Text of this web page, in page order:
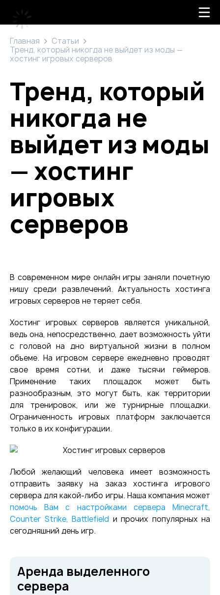
Главная
Статьи
Тренд, который никогда не выйдет из моды —
хостинг игровых серверов
Тренд, который
никогда не
выйдет из моды
— хостинг
игровых
серверов
В современном мире онлайн игры заняли почетную
нишу среди развлечений. Актуальность хостинга
игровых серверов не теряет себя.
Хостинг игровых серверов является уникальной,
ведь она, непосредственно, дает возможность уйти
с головой на дно виртуальной жизни в полном
объеме. На игровом сервере ежедневно проводят
свое время сотни, и даже тысячи геймеров.
Применение таких площадок может быть
разнообразным, это могут быть, как территории
для тренировок, или же турнирные площадки.
Ограниченность игровых платформ заключается
только в их конфигурации.
Любой желающий человека имеет возможность
отправить заявку на заказ хостинга игрового
сервера для какой-либо игры. Наша компания может
помочь Вам с настройками сервера Minecraft,
Counter Strike, Battlefield и прочих популярных на
сегодняшний день игр.
Аренда выделенного
сервера